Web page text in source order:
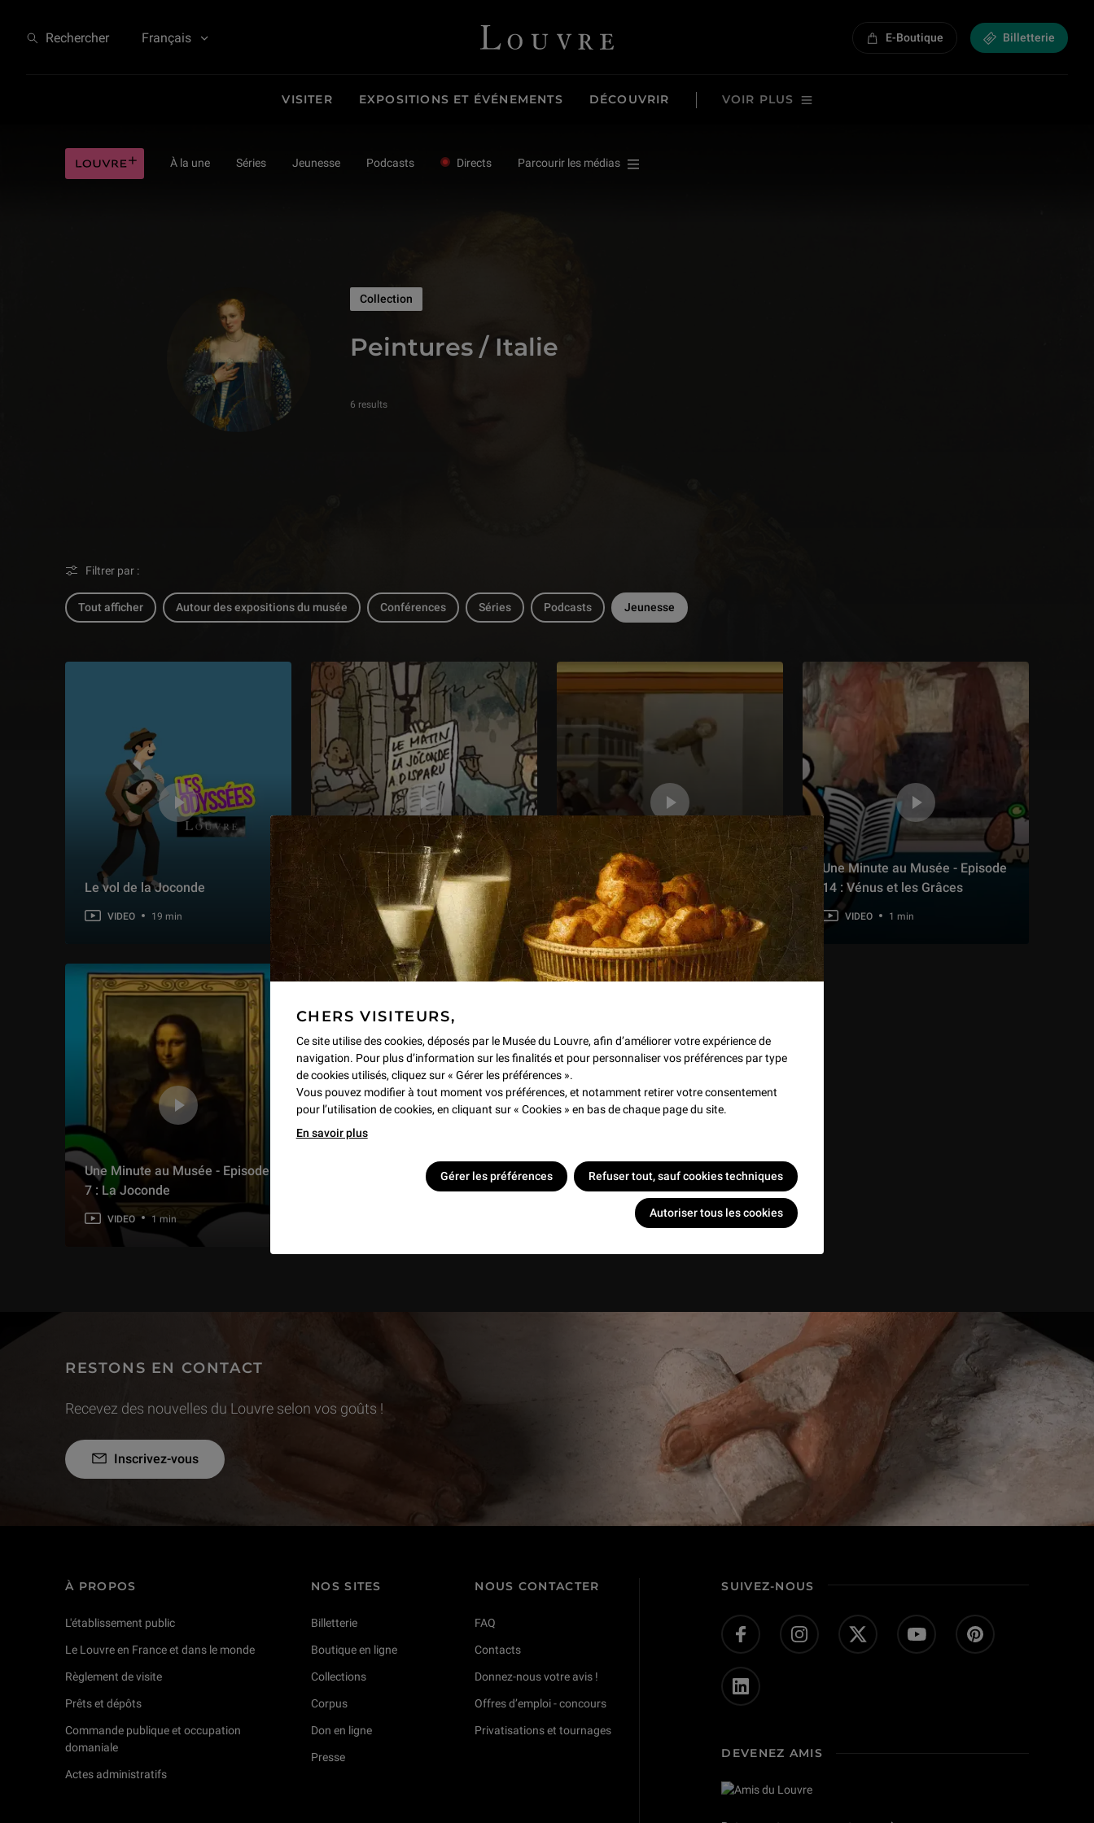
CHERS VISITEURS,
Ce site utilise des cookies, déposés par le Musée du Louvre, afin d’améliorer votre expérience de
navigation. Pour plus d’information sur les finalités et pour personnaliser vos préférences par type
de cookies utilisés, cliquez sur « Gérer les préférences ».
Vous pouvez modifier à tout moment vos préférences, et notamment retirer votre consentement
pour l’utilisation de cookies, en cliquant sur « Cookies » en bas de chaque page du site.
En savoir plus
Gérer les préférences Refuser tout, sauf cookies techniques
Autoriser tous les cookies
Rechercher Français Louvre - Retour à l'accueil E-Boutique Billetterie
VISITER EXPOSITIONS ET ÉVÉNEMENTS DÉCOUVRIR VOIR PLUS
À la une Séries Jeunesse Podcasts Directs Parcourir les médias
Peintures / ItaliePeintures / Italie | Jeunesse
Collection
6 results
Filtrer par :
Tout afficher Autour des expositions du musée Conférences Séries Podcasts Jeunesse
Le vol de la Joconde
VIDEO 19 min
Le vol de la Joconde
VIDEO 2 min
Une Minute au Musée - Episode
15 : Le bienheureux Ranieri
délivre les pauvres de la prison
de Florence
VIDEO 1 min
Une Minute au Musée - Episode
14 : Vénus et les Grâces
VIDEO 1 min
Une Minute au Musée - Episode
7 : La Joconde
VIDEO 1 min
Une Minute au Musée - Episode
3 : Les Quatre Saisons
RESTONS EN CONTACT
Recevez des nouvelles du Louvre selon vos goûts !
Inscrivez-vous
À PROPOS
L'établissement public
Le Louvre en France et dans le monde
Règlement de visite
Prêts et dépôts
Commande publique et occupation
domaniale
Actes administratifs
NOS SITES
Billetterie
Boutique en ligne
Collections
Corpus
Don en ligne
Presse
NOUS CONTACTER
FAQ
Contacts
Donnez-nous votre avis !
Offres d’emploi - concours
Privatisations et tournages
SUIVEZ-NOUS
DEVENEZ AMIS